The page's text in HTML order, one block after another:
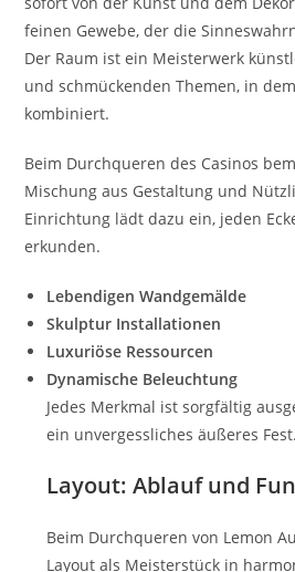
feinen Gewebe, der die
Der Raum ist ein Meisterwerk
und schmückenden Themen, in
kombiniert.
Beim Durchqueren des Casinos
Mischung aus Gestaltung und
Einrichtung lädt dazu ein, jeden
erkunden.
Lebendigen Wandgemälde
Skulptur Installationen
Luxuriöse Ressourcen
Dynamische Beleuchtung
Jedes Merkmal ist sorgfältig
ein unvergessliches äußeres Fest.
Layout: Ablauf und
Beim Durchqueren von Lemon
Layout als Meisterstück in